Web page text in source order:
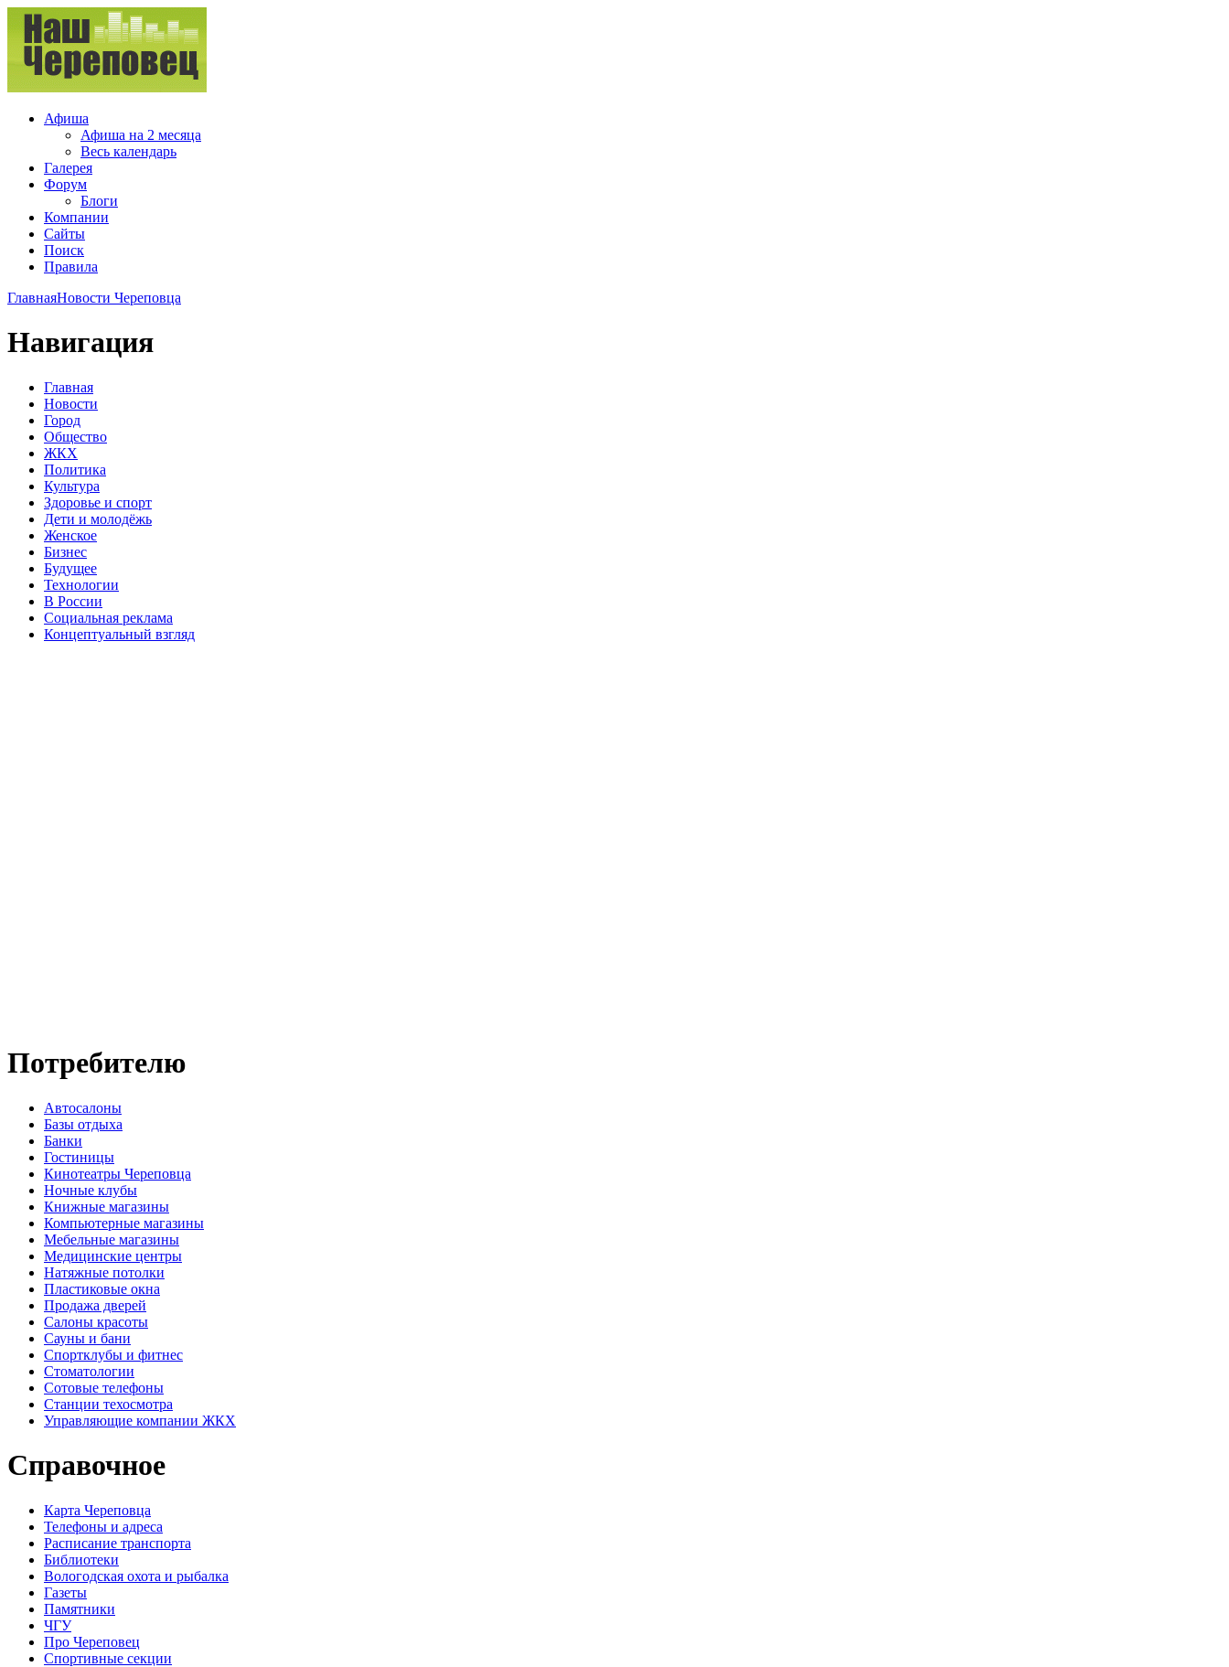
Афиша
Афиша на 2 месяца
Весь календарь
Галерея
Форум
Блоги
Компании
Сайты
Поиск
Правила
ГлавнаяНовости Череповца
Навигация
Главная
Новости
Город
Общество
ЖКХ
Политика
Культура
Здоровье и спорт
Дети и молодёжь
Женское
Бизнес
Будущее
Технологии
В России
Социальная реклама
Концептуальный взгляд
Потребителю
Автосалоны
Базы отдыха
Банки
Гостиницы
Кинотеатры Череповца
Ночные клубы
Книжные магазины
Компьютерные магазины
Мебельные магазины
Медицинские центры
Натяжные потолки
Пластиковые окна
Продажа дверей
Салоны красоты
Сауны и бани
Спортклубы и фитнес
Стоматологии
Сотовые телефоны
Станции техосмотра
Управляющие компании ЖКХ
Справочное
Карта Череповца
Телефоны и адреса
Расписание транспорта
Библиотеки
Вологодская охота и рыбалка
Газеты
Памятники
ЧГУ
Про Череповец
Спортивные секции